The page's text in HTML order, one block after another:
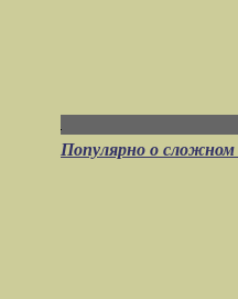
Популярно о сложном